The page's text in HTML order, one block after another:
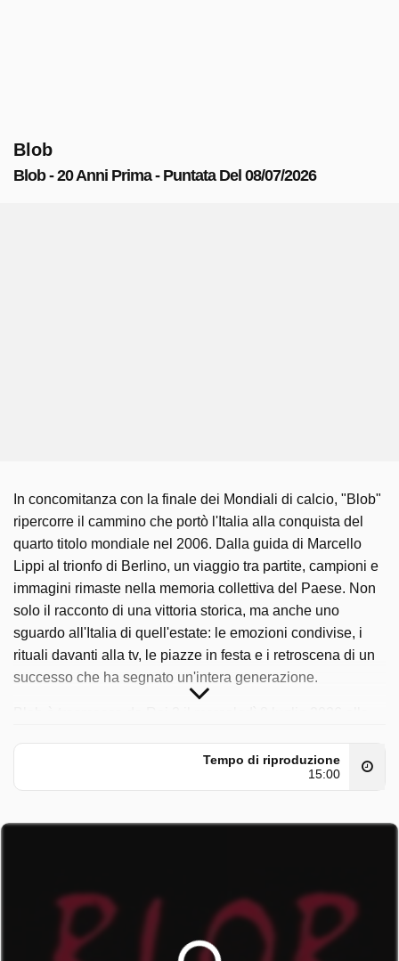
Blob
Blob - 20 Anni Prima - Puntata Del 08/07/2026
In concomitanza con la finale dei Mondiali di calcio, "Blob"
ripercorre il cammino che portò l'Italia alla conquista del
quarto titolo mondiale nel 2006. Dalla guida di Marcello
Lippi al trionfo di Berlino, un viaggio tra partite, campioni e
immagini rimaste nella memoria collettiva del Paese. Non
solo il racconto di una vittoria storica, ma anche uno
sguardo all'Italia di quell'estate: le emozioni condivise, i
rituali davanti alla tv, le piazze in festa e i retroscena di un
successo che ha segnato un'intera generazione.
Tempo di riproduzione
15:00